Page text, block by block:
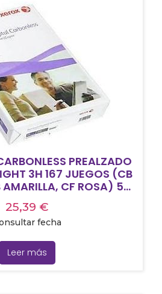
PREALZADO
3H 167 JUEGOS (CB
AMARILLA, CF ROSA) 5
25,39 €
fecha
Leer más